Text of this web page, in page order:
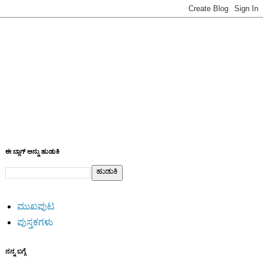
ಈ ಬ್ಲಾಗ್ ಅನ್ನು ಹುಡುಕಿ
ಮುಖಪುಟ
ಪುಸ್ತಕಗಳು
ನನ್ನ ಬಗ್ಗೆ